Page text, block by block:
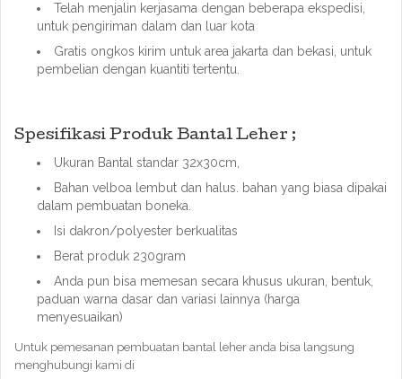
Telah menjalin kerjasama dengan beberapa ekspedisi,
untuk pengiriman dalam dan luar kota
Gratis ongkos kirim untuk area jakarta dan bekasi, untuk
pembelian dengan kuantiti tertentu.
Spesifikasi Produk Bantal Leher ;
Ukuran Bantal standar 32x30cm,
Bahan velboa lembut dan halus. bahan yang biasa dipakai
dalam pembuatan boneka.
Isi dakron/polyester berkualitas
Berat produk 230gram
Anda pun bisa memesan secara khusus ukuran, bentuk,
paduan warna dasar dan variasi lainnya (harga
menyesuaikan)
Untuk pemesanan pembuatan bantal leher anda bisa langsung
menghubungi kami di